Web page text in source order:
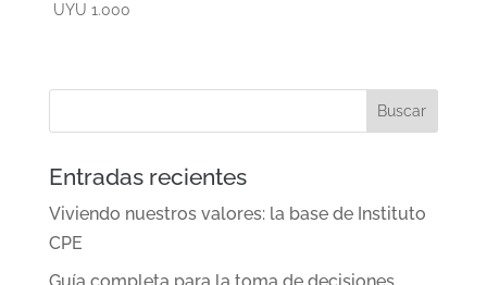
UYU 1.000
Entradas recientes
Viviendo nuestros valores: la base de Instituto
CPE
Guía completa para la toma de decisiones